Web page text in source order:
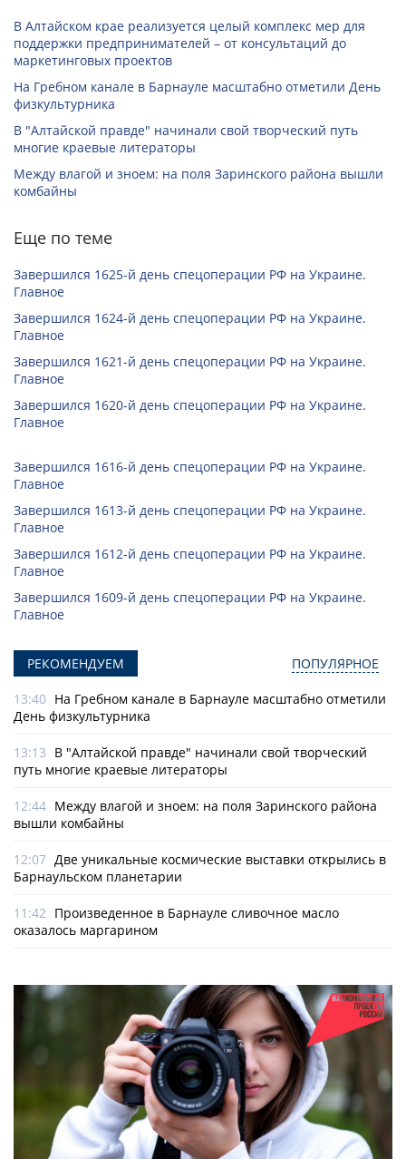
В Алтайском крае реализуется целый комплекс мер для
поддержки предпринимателей – от консультаций до
маркетинговых проектов
На Гребном канале в Барнауле масштабно отметили День
физкультурника
В "Алтайской правде" начинали свой творческий путь
многие краевые литераторы
Между влагой и зноем: на поля Заринского района вышли
комбайны
Еще по теме
Завершился 1625-й день спецоперации РФ на Украине.
Главное
Завершился 1624-й день спецоперации РФ на Украине.
Главное
Завершился 1621-й день спецоперации РФ на Украине.
Главное
Завершился 1620-й день спецоперации РФ на Украине.
Главное
Завершился 1616-й день спецоперации РФ на Украине.
Главное
Завершился 1613-й день спецоперации РФ на Украине.
Главное
Завершился 1612-й день спецоперации РФ на Украине.
Главное
Завершился 1609-й день спецоперации РФ на Украине.
Главное
РЕКОМЕНДУЕМ ПОПУЛЯРНОЕ
13:40 На Гребном канале в Барнауле масштабно отметили
День физкультурника
13:13 В "Алтайской правде" начинали свой творческий
путь многие краевые литераторы
12:44 Между влагой и зноем: на поля Заринского района
вышли комбайны
12:07 Две уникальные космические выставки открылись в
Барнаульском планетарии
11:42 Произведенное в Барнауле сливочное масло
оказалось маргарином